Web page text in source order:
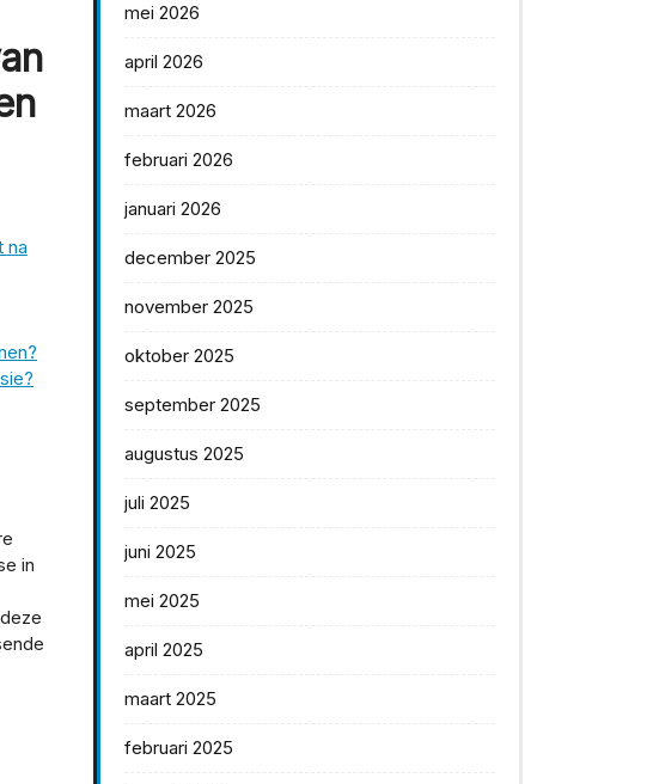
na
in
mei 2026
april 2026
maart 2026
februari 2026
januari 2026
december 2025
november 2025
oktober 2025
september 2025
augustus 2025
juli 2025
juni 2025
mei 2025
april 2025
maart 2025
februari 2025